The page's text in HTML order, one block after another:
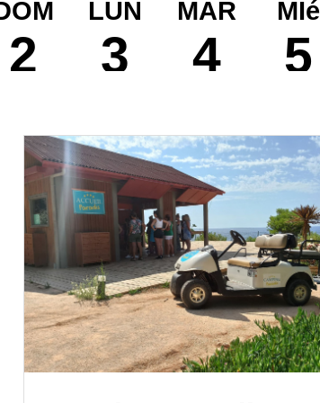
2
LUN
3
MAR
4
MIé
5